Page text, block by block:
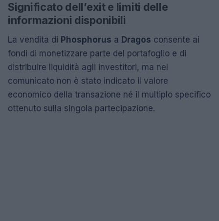
Significato dell’exit e limiti delle
informazioni disponibili
La vendita di Phosphorus a Dragos consente ai
fondi di monetizzare parte del portafoglio e di
distribuire liquidità agli investitori, ma nel
comunicato non è stato indicato il valore
economico della transazione né il multiplo specifico
ottenuto sulla singola partecipazione.